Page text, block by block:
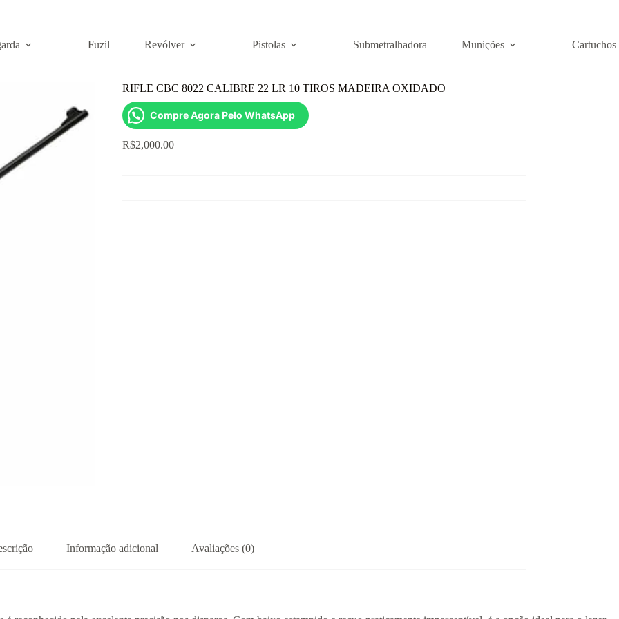
Fuzil Revólver Pistolas Submetralhadora Munições Cartuchos
10 TIROS MADEIRA OXIDADO
RIFLE CBC 8022 CALIBRE 22 LR 10 TIROS MADEIRA OXIDADO
Compre Agora Pelo WhatsApp
R$2,000.00
Informação adicional Avaliações (0)